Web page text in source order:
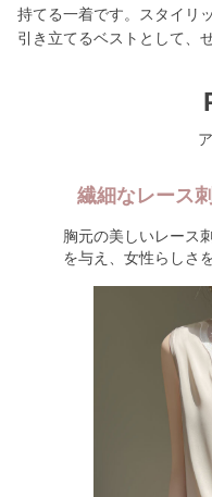
持てる一着です。スタイリ
引き立てるベストとして、
繊細なレース
胸元の美しいレース
を与え、女性らしさ